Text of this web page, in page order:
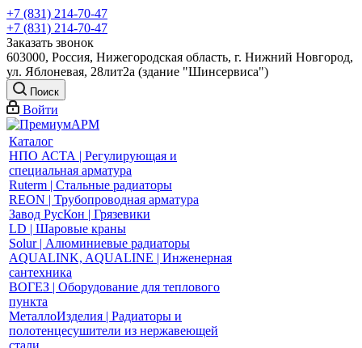
+7 (831) 214-70-47
+7 (831) 214-70-47
Заказать звонок
603000, Россия, Нижегородская область, г. Нижний Новгород,
ул. Яблоневая, 28лит2а (здание "Шинсервиса")
Поиск
Войти
Каталог
НПО АСТА | Регулирующая и
специальная арматура
Ruterm | Стальные радиаторы
REON | Трубопроводная арматура
Завод РусКон | Грязевики
LD | Шаровые краны
Solur | Алюминиевые радиаторы
AQUALINK, AQUALINE | Инженерная
сантехника
ВОГЕЗ | Оборудование для теплового
пункта
МеталлоИзделия | Радиаторы и
полотенцесушители из нержавеющей
стали